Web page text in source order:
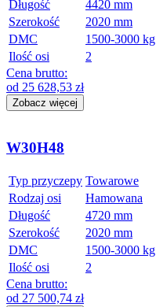
Długość
4420 mm
Szerokość
2020 mm
DMC
1500-3000 kg
Ilość osi
2
Cena brutto:
od 25 628,53 zł
Zobacz więcej
W30H48
Typ przyczepy Towarowe
Rodzaj osi
Hamowana
Długość
4720 mm
Szerokość
2020 mm
DMC
1500-3000 kg
Ilość osi
2
Cena brutto:
od 27 500,74 zł